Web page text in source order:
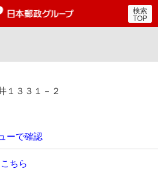
郵便局・日本郵政グルー
検索
TOP
１３３１－２
ーで確認
こちら